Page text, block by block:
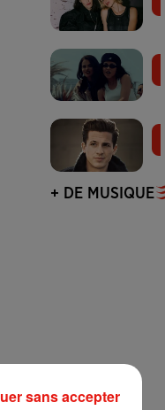
+ DE MUSIQUE
sans accepter